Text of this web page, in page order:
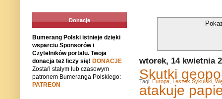
wtorek, 14 kwietnia
Skutki
atakuje
Tagi: Europa Leszek Sykulski
Donacje
Bumerang Polski istnieje dzięki
wsparciu Sponsorów i
Czytelników portalu. Twoja
donacja też liczy się! DONACJE
Zostań stałym lub czasowym
patronem Bumeranga Polskiego:
PATREON